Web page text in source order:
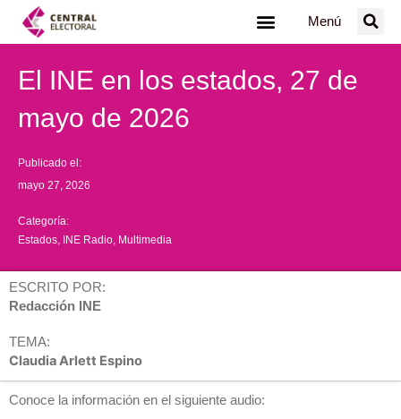
Menú
El INE en los estados, 27 de
mayo de 2026
Publicado el:
mayo 27, 2026
Categoría:
Estados INE Radio Multimedia
ESCRITO POR:
Redacción INE
TEMA:
Claudia Arlett Espino
Conoce la información en el siguiente audio: